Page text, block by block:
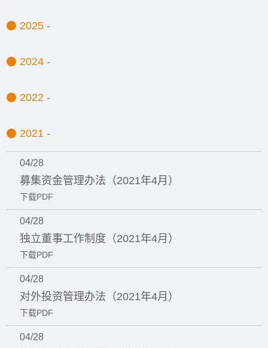
2025 -
2024 -
2022 -
2021 -
04/28
募集资金管理办法（2021年4月）
下载PDF
04/28
独立董事工作制度（2021年4月）
下载PDF
04/28
对外投资管理办法（2021年4月）
下载PDF
04/28